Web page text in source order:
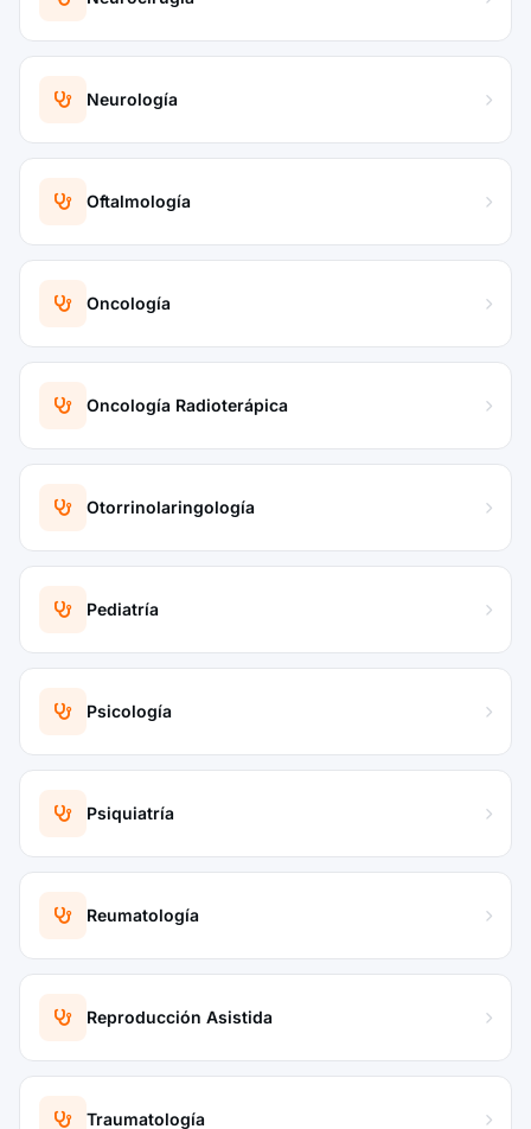
Neurología
Oftalmología
Oncología
Oncología Radioterápica
Otorrinolaringología
Pediatría
Psicología
Psiquiatría
Reumatología
Reproducción Asistida
Traumatología